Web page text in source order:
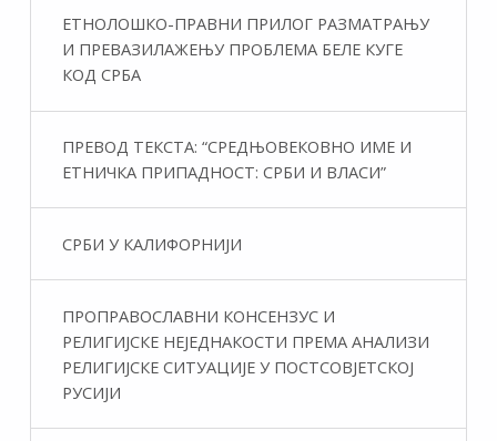
ЕТНОЛОШКО-ПРАВНИ ПРИЛОГ РАЗМАТРАЊУ
И ПРЕВАЗИЛАЖЕЊУ ПРОБЛЕМА БЕЛЕ КУГЕ
КОД СРБА
ПРЕВОД ТЕКСТА: “СРЕДЊОВЕКОВНО ИМЕ И
ЕТНИЧКА ПРИПАДНОСТ: СРБИ И ВЛАСИ”
СРБИ У КАЛИФОРНИЈИ
ПРОПРАВОСЛАВНИ КОНСЕНЗУС И
РЕЛИГИЈСКЕ НЕЈЕДНАКОСТИ ПРЕМА АНАЛИЗИ
РЕЛИГИЈСКЕ СИТУАЦИЈЕ У ПОСТСОВЈЕТСКОЈ
РУСИЈИ